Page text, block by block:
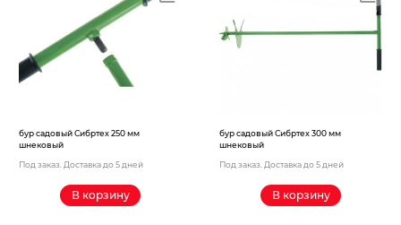
Электрохозтовары
бур садовый Сибртех 250 мм
шнековый
Под заказ. Доставка до 5 дней
В корзину
бур садовый Сибртех 300 мм
шнековый
Под заказ. Доставка до 5 дней
В корзину